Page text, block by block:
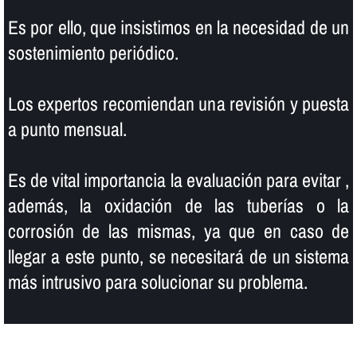
Es por ello, que insistimos en la necesidad de un
sostenimiento periódico.
Los expertos recomiendan una revisión y puesta
a punto mensual.
Es de vital importancia la evaluación para evitar ,
además, la oxidación de las tuberí­as o la
corrosión de las mismas, ya que en caso de
llegar a este punto, se necesitará de un sistema
más intrusivo para solucionar su problema.